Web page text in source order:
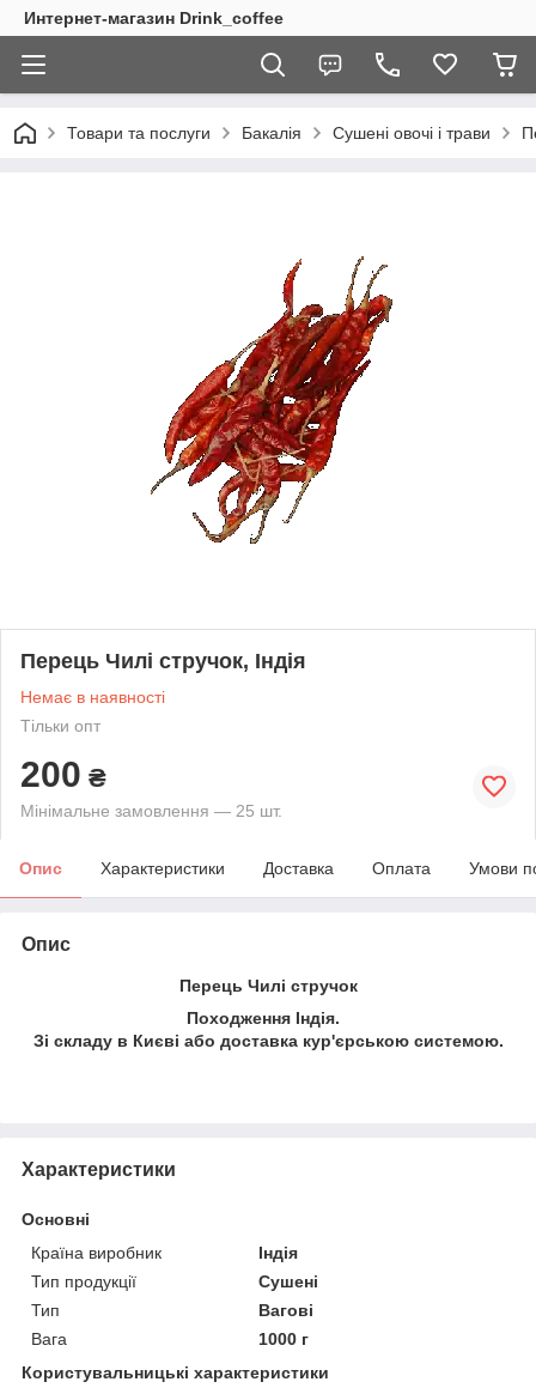
Интернет-магазин Drink_coffee
Товари та послуги Бакалія Сушені овочі і трави
Перець Чилі стручок, Індія
Немає в наявності
Тільки опт
200 ₴
Мінімальне замовлення — 25 шт.
Опис Характеристики Доставка Оплата Умови
Опис
Перець Чилі стручок
Походження Індія.
Зі складу в Києві або доставка кур'єрською системою.
Характеристики
Основні
Країна виробник
Індія
Тип продукції
Сушені
Тип
Вагові
Вага
1000 г
Користувальницькі характеристики